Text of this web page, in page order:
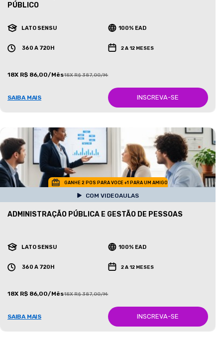
PÚBLICO
LATO SENSU 100% EAD
360 A 720H 2 A 12 MESES
18X R$ 86,00/Mês18X R$ 387,00/Mês
SAIBA MAIS INSCREVA-SE
GANHE 2 POS PARA VOCE +1 PARA UM AMIGO
COM VIDEOAULAS
ADMINISTRAÇÃO PÚBLICA E GESTÃO DE PESSOAS
LATO SENSU 100% EAD
360 A 720H 2 A 12 MESES
18X R$ 86,00/Mês18X R$ 387,00/Mês
SAIBA MAIS INSCREVA-SE